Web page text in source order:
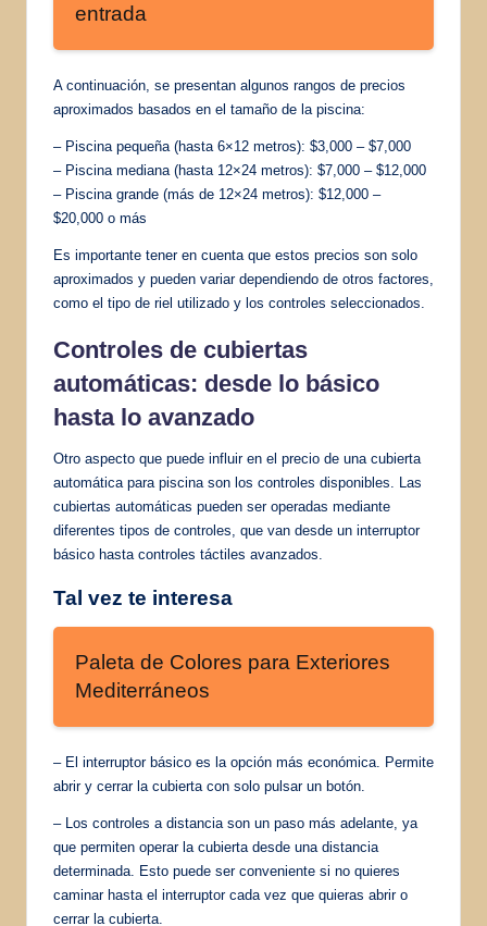
entrada
A continuación, se presentan algunos rangos de precios
aproximados basados en el tamaño de la piscina:
– Piscina pequeña (hasta 6×12 metros): $3,000 – $7,000
– Piscina mediana (hasta 12×24 metros): $7,000 – $12,000
– Piscina grande (más de 12×24 metros): $12,000 –
$20,000 o más
Es importante tener en cuenta que estos precios son solo
aproximados y pueden variar dependiendo de otros factores,
como el tipo de riel utilizado y los controles seleccionados.
Controles de cubiertas
automáticas: desde lo básico
hasta lo avanzado
Otro aspecto que puede influir en el precio de una cubierta
automática para piscina son los controles disponibles. Las
cubiertas automáticas pueden ser operadas mediante
diferentes tipos de controles, que van desde un interruptor
básico hasta controles táctiles avanzados.
Tal vez te interesa
Paleta de Colores para Exteriores
Mediterráneos
– El interruptor básico es la opción más económica. Permite
abrir y cerrar la cubierta con solo pulsar un botón.
– Los controles a distancia son un paso más adelante, ya
que permiten operar la cubierta desde una distancia
determinada. Esto puede ser conveniente si no quieres
caminar hasta el interruptor cada vez que quieras abrir o
cerrar la cubierta.